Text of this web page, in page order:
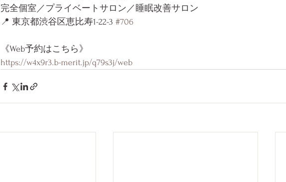
完全個室／プライベートサロン／睡眠改善サロン
📍 東京都渋谷区恵比寿1-22-3 #706
《Web予約はこちら》
https://w4x9r3.b-merit.jp/q79s3j/web